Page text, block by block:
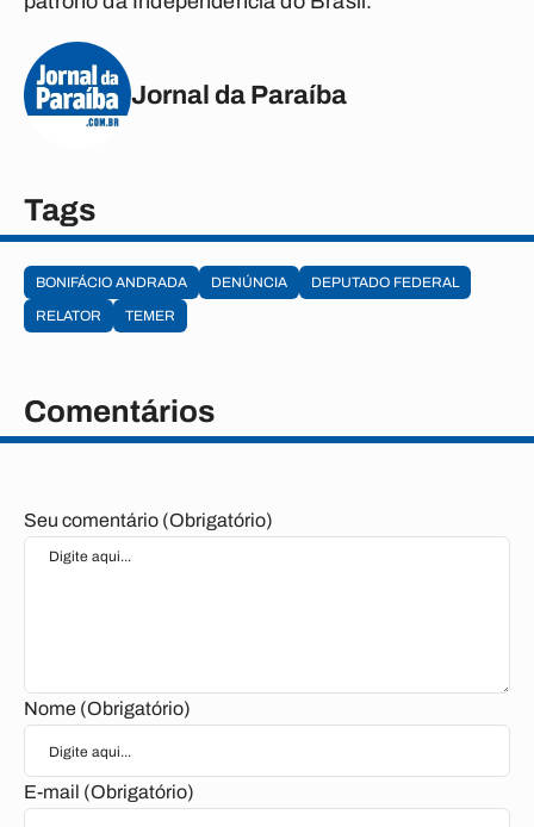
Jornal da Paraíba
Tags
BONIFÁCIO ANDRADA DENÚNCIA
DEPUTADO FEDERAL
RELATOR
TEMER
Comentários
Seu comentário (Obrigatório)
Nome (Obrigatório)
E-mail (Obrigatório)